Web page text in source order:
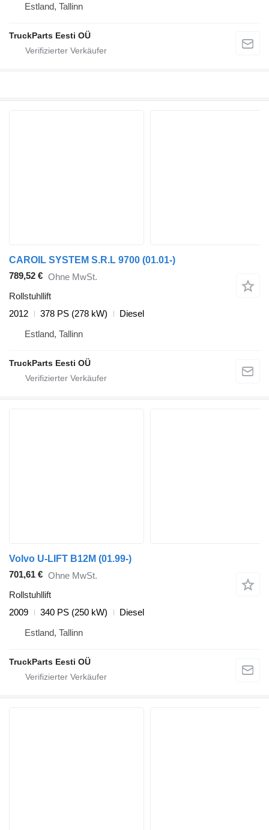
Estland, Tallinn
TruckParts Eesti OÜ
CAROIL SYSTEM S.R.L 9700 (01.01-)
789,52 € Ohne MwSt.
Rollstuhllift
2012
378 PS (278 kW)
Diesel
Estland, Tallinn
TruckParts Eesti OÜ
Volvo U-LIFT B12M (01.99-)
701,61 € Ohne MwSt.
Rollstuhllift
2009
340 PS (250 kW)
Diesel
Estland, Tallinn
TruckParts Eesti OÜ